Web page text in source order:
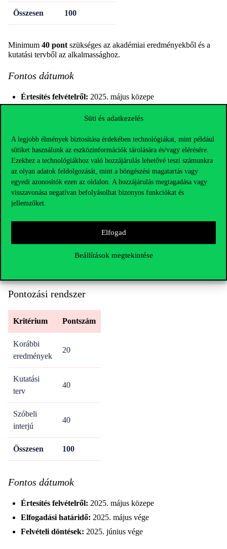
Süti és adatkezelés
A legjobb élmények biztosítása érdekében technológiákat, mint például
sütiket használunk az eszközinformációk tárolására és/vagy elérésére.
Ezekhez a technológiákhoz való hozzájárulás lehetővé teszi számunkra
az olyan adatok feldolgozását, mint a böngészési magatartás vagy
egyedi azonosítók ezen az oldalon. A hozzájárulás megtagadása vagy
visszavonása negatívan befolyásolhat bizonyos funkciókat és
jellemzőket.
Elfogad
Beállítások megtekintése
Összesen 100
Minimum 40 pont szükséges az akadémiai eredményekből és a
kutatási tervből az alkalmassághoz.
Fontos dátumok
Értesítés felvételről: 2025. május közepe
Szociológia és
Kommunikációtudományi Doktori
Iskola
Pontozási rendszer
Kritérium Pontszám
Korábbi
eredmények
20
Kutatási
terv
40
Szóbeli
interjú
40
Összesen 100
Fontos dátumok
Értesítés felvételről: 2025. május közepe
Elfogadási határidő: 2025. május vége
Felvételi döntések: 2025. június vége